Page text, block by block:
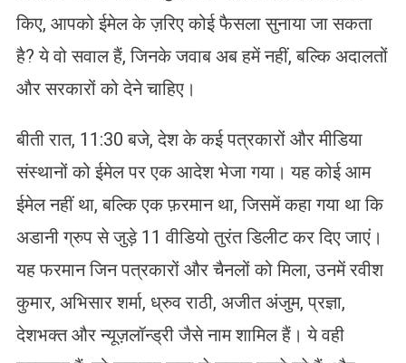
किए, आपको ईमेल के ज़रिए कोई फैसला सुनाया जा सकता
है? ये वो सवाल हैं, जिनके जवाब अब हमें नहीं, बल्कि अदालतों
और सरकारों को देने चाहिए।
बीती रात, 11:30 बजे, देश के कई पत्रकारों और मीडिया
संस्थानों को ईमेल पर एक आदेश भेजा गया। यह कोई आम
ईमेल नहीं था, बल्कि एक फ़रमान था, जिसमें कहा गया था कि
अडानी ग्रुप से जुड़े 11 वीडियो तुरंत डिलीट कर दिए जाएं।
यह फरमान जिन पत्रकारों और चैनलों को मिला, उनमें रवीश
कुमार, अभिसार शर्मा, ध्रुव राठी, अजीत अंजुम, प्रज्ञा,
देशभक्त और न्यूज़लॉन्ड्री जैसे नाम शामिल हैं। ये वही